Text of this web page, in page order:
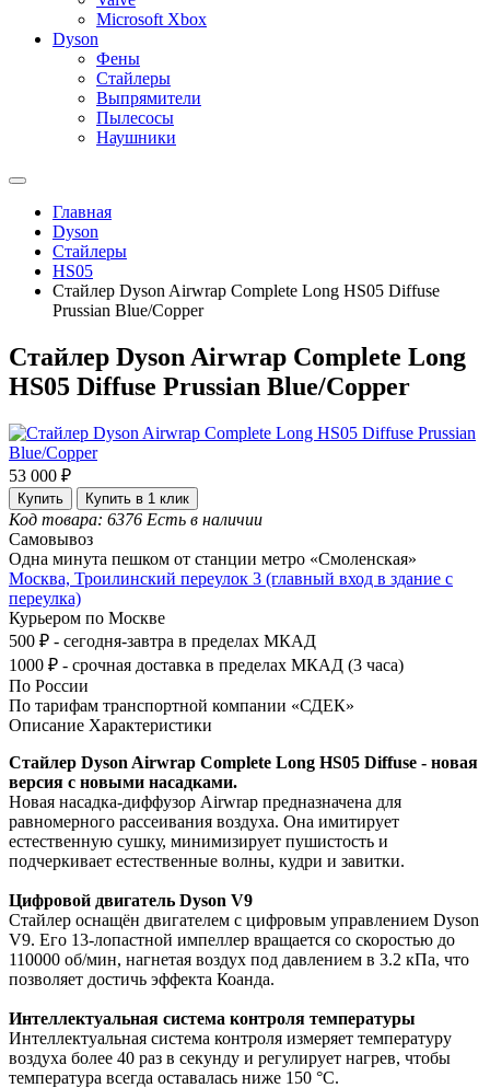
Microsoft Xbox
Dyson
Фены
Стайлеры
Выпрямители
Пылесосы
Наушники
Главная
Dyson
Стайлеры
HS05
Стайлер Dyson Airwrap Complete Long HS05 Diffuse
Prussian Blue/Copper
Стайлер Dyson Airwrap Complete Long
HS05 Diffuse Prussian Blue/Copper
53 000 ₽
Купить Купить в 1 клик
Код товара: 6376 Есть в наличии
Самовывоз
Одна минута пешком от станции метро «Смоленская»
Москва, Троилинский переулок 3 (главный вход в здание с
переулка)
Курьером по Москве
500 ₽ - сегодня-завтра в пределах МКАД
1000 ₽ - срочная доставка в пределах МКАД (3 часа)
По России
По тарифам транспортной компании «СДЕК»
Описание Характеристики
Стайлер Dyson Airwrap Complete Long HS05 Diffuse - новая
версия с новыми насадками.
Новая насадка-диффузор Airwrap предназначена для
равномерного рассеивания воздуха. Она имитирует
естественную сушку, минимизирует пушистость и
подчеркивает естественные волны, кудри и завитки.
Цифровой двигатель Dyson V9
Стайлер оснащён двигателем с цифровым управлением Dyson
V9. Его 13-лопастной импеллер вращается со скоростью до
110000 об/мин, нагнетая воздух под давлением в 3.2 кПа, что
позволяет достичь эффекта Коанда.
Интеллектуальная система контроля температуры
Интеллектуальная система контроля измеряет температуру
воздуха более 40 раз в секунду и регулирует нагрев, чтобы
температура всегда оставалась ниже 150 °C.